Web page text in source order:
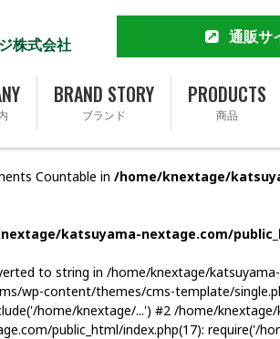
株式会社 通販サ
公式通販サイ
楽天市場店
Yahoo!ショ
Amazon
Qoo10店
要
念
への取り組み
報
BRAND STORY
ブランド
ブランドストーリー
PRODUCTS
商品
Countable in /home/knextage/
katsuyama-nextage.com/
to string in /home/knextage/
wp-content/themes/cms-template/
home/knextage/...') #2 /home/
public_html/index.php(17): require('/